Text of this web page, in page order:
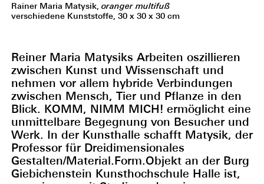
Rainer Maria Matysik, oranger multifuß
verschiedene Kunststoffe, 30 x 30 x 30 cm
Reiner Maria Matysiks Arbeiten oszillieren
zwischen Kunst und Wissenschaft und
nehmen vor allem hybride Verbindungen
zwischen Mensch, Tier und Pflanze in den
Blick. KOMM, NIMM MICH! ermöglicht eine
unmittelbare Begegnung von Besucher und
Werk. In der Kunsthalle schafft Matysik, der
Professor für Dreidimensionales
Gestalten/Material.Form.Objekt an der Burg
Giebichenstein Kunsthochschule Halle ist,